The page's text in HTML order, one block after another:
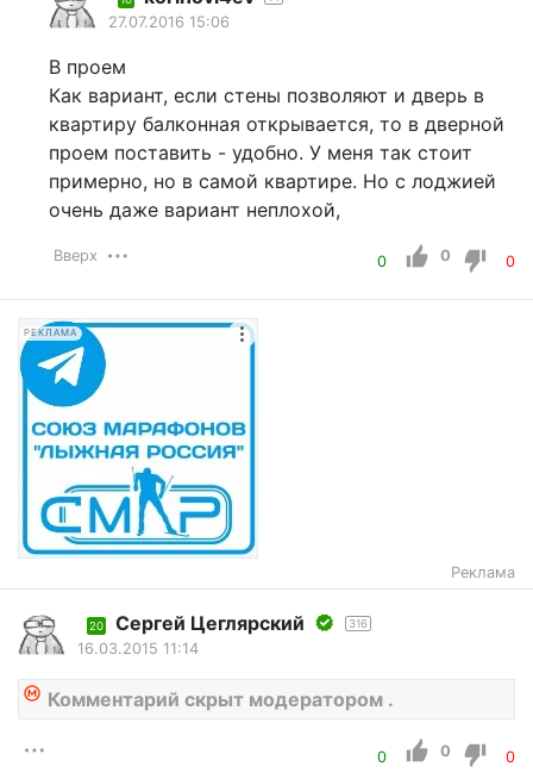
27.07.2016 15:06
В проем
Как вариант, если стены позволяют и дверь в
квартиру балконная открывается, то в дверной
проем поставить - удобно. У меня так стоит
примерно, но в самой квартире. Но с лоджией
очень даже вариант неплохой,
Вверх 0 0 0
РЕКЛАМА
Реклама
20 Сергей Цеглярский 316
16.03.2015 11:14
Комментарий скрыт модератором .
0 0 0